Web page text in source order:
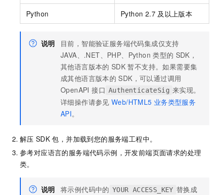
Python Python 2.7 及以上版本
说明
目前，智能验证服务端代码集成仅支持
JAVA、.NET、PHP、Python 类型的 SDK，
其他语言版本的 SDK 暂不支持。如果需要集
成其他语言版本的 SDK，可以通过调用
OpenAPI 接口 AuthenticateSig 来实现。
详细操作请参见 Web/HTML5 业务类型服务
API。
解压 SDK 包，并加载到您的服务端工程中。
参考对应语言的服务端代码示例，开发前端页面请求的处理
类。
说明 将示例代码中的 YOUR ACCESS_KEY 替换成